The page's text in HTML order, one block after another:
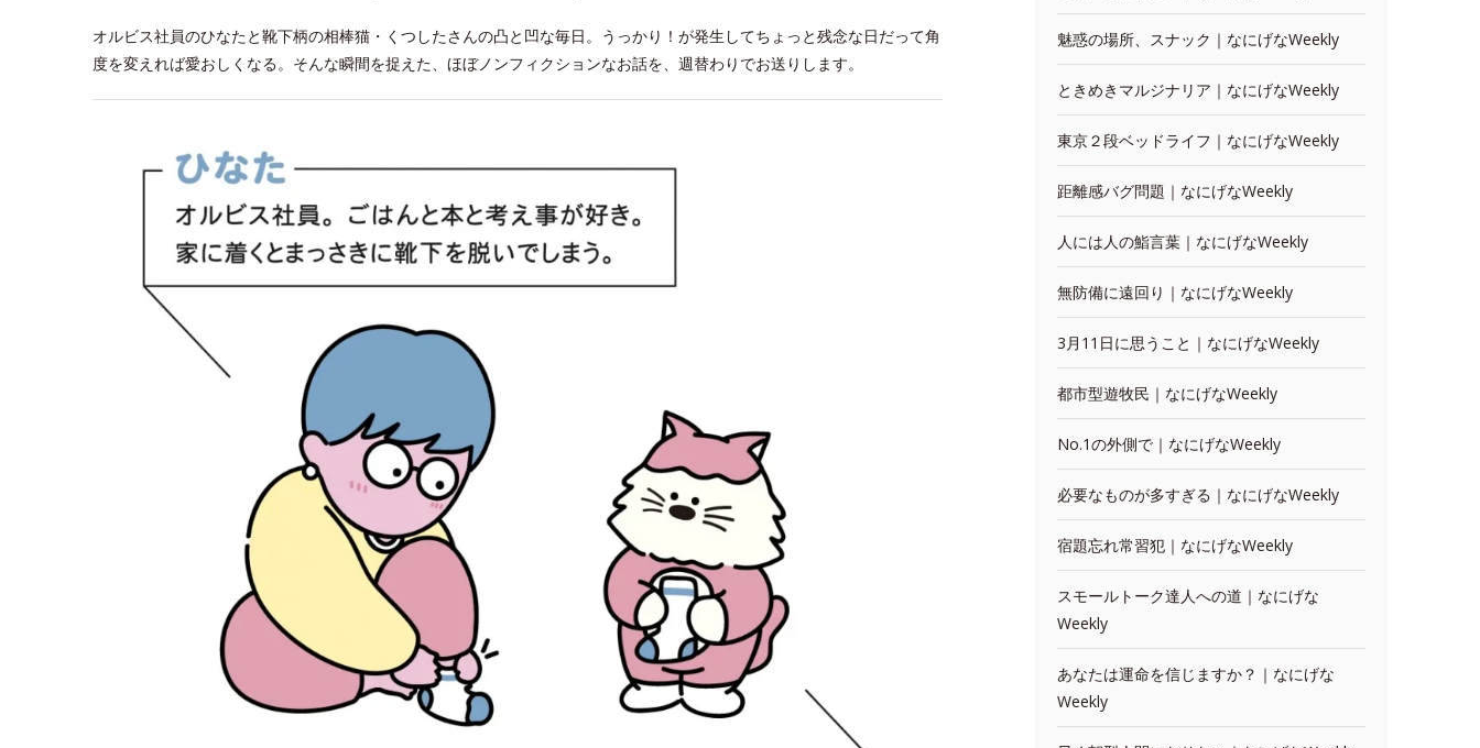
オルビス社員のひなたと靴下柄の相棒猫・くつしたさんの凸と凹な毎日。うっかり！が発生してちょっと残念な日だって角
度を変えれば愛おしくなる。そんな瞬間を捉えた、ほぼノンフィクションなお話を、週替わりでお送りします。
魅惑の場所、スナック｜なにげなWeekly
ときめきマルジナリア｜なにげなWeekly
東京２段ベッドライフ｜なにげなWeekly
距離感バグ問題｜なにげなWeekly
人には人の鮨言葉｜なにげなWeekly
無防備に遠回り｜なにげなWeekly
3月11日に思うこと｜なにげなWeekly
都市型遊牧民｜なにげなWeekly
No.1の外側で｜なにげなWeekly
必要なものが多すぎる｜なにげなWeekly
宿題忘れ常習犯｜なにげなWeekly
スモールトーク達人への道｜なにげな
Weekly
あなたは運命を信じますか？｜なにげな
Weekly